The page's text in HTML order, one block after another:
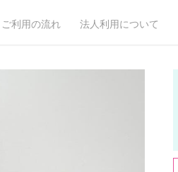
ご利用の流れ 法人利用について